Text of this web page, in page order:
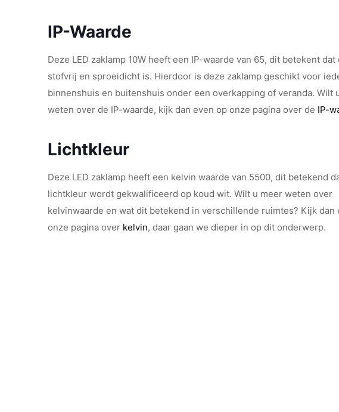
IP-Waarde
Deze LED zaklamp 10W heeft een IP-waarde van 65, dit betekent dat
stofvrij en sproeidicht is. Hierdoor is deze zaklamp geschikt voor
binnenshuis en buitenshuis onder een overkapping of veranda. Wilt
weten over de IP-waarde, kijk dan even op onze pagina over de IP-
Lichtkleur
Deze LED zaklamp heeft een kelvin waarde van 5500, dit betekend
lichtkleur wordt gekwalificeerd op koud wit. Wilt u meer weten over
kelvinwaarde en wat dit betekend in verschillende ruimtes? Kijk dan
onze pagina over kelvin, daar gaan we dieper in op dit onderwerp.